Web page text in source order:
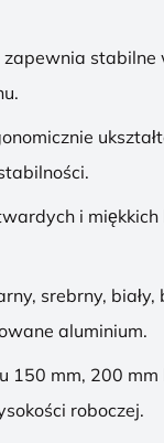
zapewnia stabilne
i
srebrny, biały,
aluminium.
150 mm, 200
roboczej.